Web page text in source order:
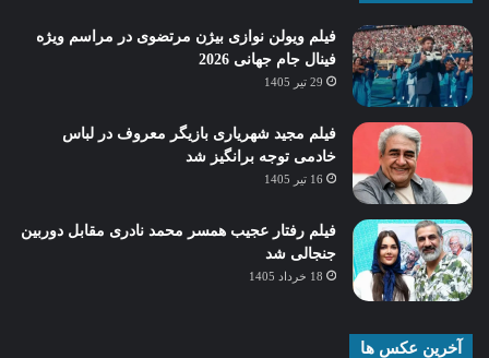
فیلم ویولن نوازی بیژن مرتضوی در مراسم ویژه
فینال جام جهانی 2026
29 تیر 1405
فیلم مجید شهریاری بازیگر معروف در لباس
خادمی توجه برانگیز شد
16 تیر 1405
فیلم رفتار عجیب همسر محمد نادری مقابل دوربین
جنجالی شد
18 خرداد 1405
آخرین عکس ها